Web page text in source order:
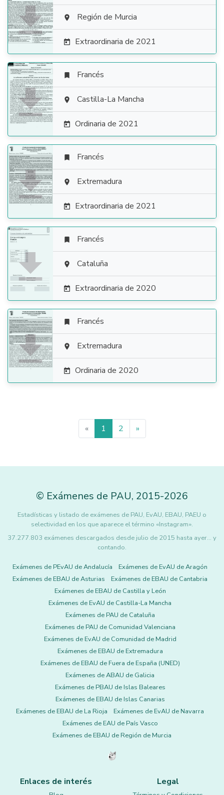
  Región de Murcia
 Extraordinaria de 2021

 Francés
 Castilla-La Mancha
 Ordinaria de 2021

 Francés
 Extremadura
 Extraordinaria de 2021

 Francés
 Cataluña
 Extraordinaria de 2020

 Francés
 Extremadura
 Ordinaria de 2020
« 1 2 »
© Exámenes de PAU, 2015-2026
Estadísticas y listado de exámenes de PAU, EvAU, EBAU, PAEU o
selectividad en los que aparece el término «Instagram».
37.277.803 exámenes descargados desde julio de 2015 hasta ayer... y
contando.
Exámenes de PEvAU de Andalucía
Exámenes de EvAU de Aragón
Exámenes de EBAU de Asturias
Exámenes de EBAU de Cantabria
Exámenes de EBAU de Castilla y León
Exámenes de EvAU de Castilla-La Mancha
Exámenes de PAU de Cataluña
Exámenes de PAU de Comunidad Valenciana
Exámenes de EvAU de Comunidad de Madrid
Exámenes de EBAU de Extremadura
Exámenes de EBAU de Fuera de España (UNED)
Exámenes de ABAU de Galicia
Exámenes de PBAU de Islas Baleares
Exámenes de EBAU de Islas Canarias
Exámenes de EBAU de La Rioja
Exámenes de EvAU de Navarra
Exámenes de EAU de País Vasco
Exámenes de EBAU de Región de Murcia
Enlaces de interés Legal